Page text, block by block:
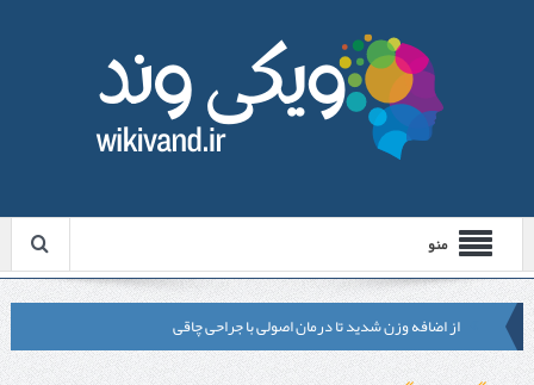
منو
از اضافه وزن شدید تا درمان اصولی با جراحی چاقی
لیزر موهای زائد شاتی یا رولی؟ مقایسه لیزرهای واقعی با شبه‌ لیزر در